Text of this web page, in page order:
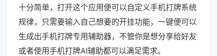
十分简单，打开这个应用便可以自定义手机打牌系统
规律，只需要输入自己想要的开挂功能，一键便可以
生成出手机打牌专用辅助器，不管你是想分享给好友
或者使用手机打牌AI辅助都可以满足需求。